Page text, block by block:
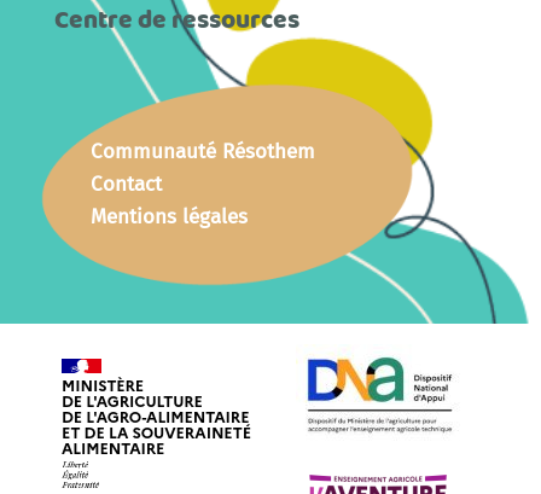
Centre de ressources
Communauté Résothem
Contact
Mentions légales